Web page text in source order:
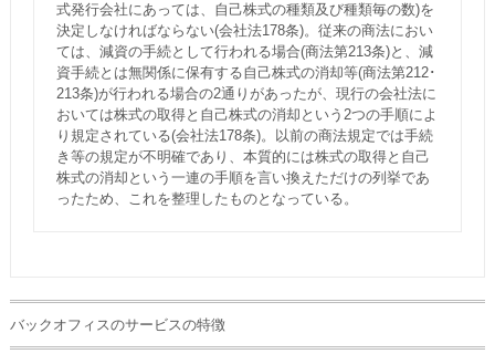
式発行会社にあっては、自己株式の種類及び種類毎の数)を
決定しなければならない(会社法178条)。従来の商法におい
ては、減資の手続として行われる場合(商法第213条)と、減
資手続とは無関係に保有する自己株式の消却等(商法第212･
213条)が行われる場合の2通りがあったが、現行の会社法に
おいては株式の取得と自己株式の消却という2つの手順によ
り規定されている(会社法178条)。以前の商法規定では手続
き等の規定が不明確であり、本質的には株式の取得と自己
株式の消却という一連の手順を言い換えただけの列挙であ
ったため、これを整理したものとなっている。
バックオフィスのサービスの特徴